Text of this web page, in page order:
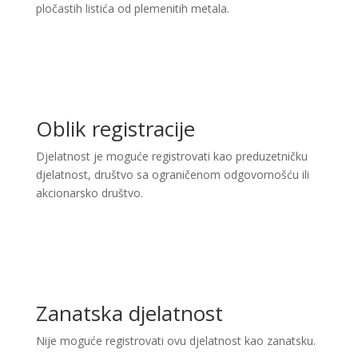
pločastih listića od plemenitih metala.
Oblik registracije
Djelatnost je moguće registrovati kao preduzetničku
djelatnost, društvo sa ograničenom odgovornošću ili
akcionarsko društvo.
Zanatska djelatnost
Nije moguće registrovati ovu djelatnost kao zanatsku.